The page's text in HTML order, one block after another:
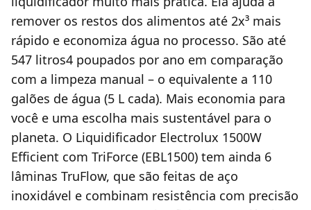
remover os restos dos alimentos até 2x³ mais
rápido e economiza água no processo. São até
547 litros4 poupados por ano em comparação
com a limpeza manual – o equivalente a 110
galões de água (5 L cada). Mais economia para
você e uma escolha mais sustentável para o
planeta. O Liquidificador Electrolux 1500W
Efficient com TriForce (EBL1500) tem ainda 6
lâminas TruFlow, que são feitas de aço
inoxidável e combinam resistência com precisão